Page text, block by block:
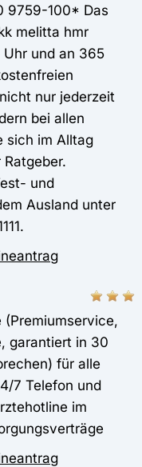
9759-100* Das
melitta hmr
und an 365
nur jederzeit
bei allen
sich im Alltag
und
Ausland unter
garantiert in 30
für alle
7 Telefon und
im